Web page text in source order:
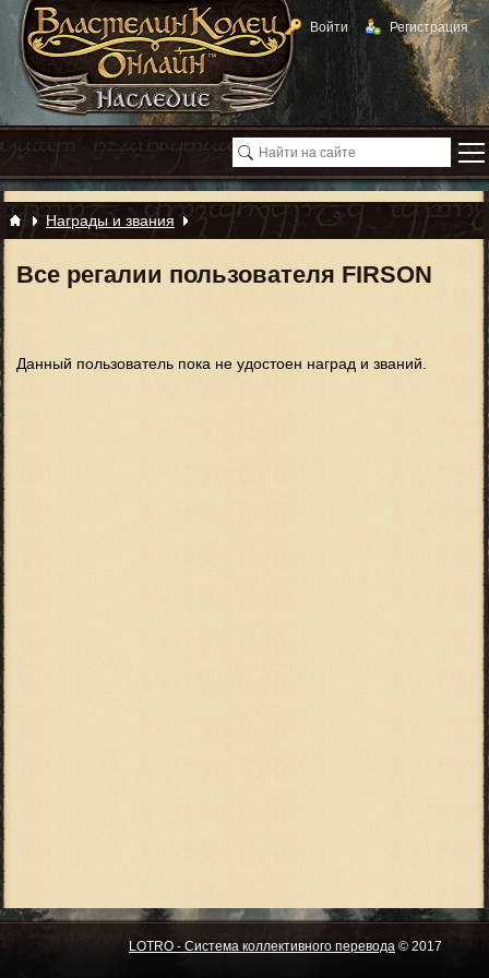
Войти Регистрация
Награды и звания
Все регалии пользователя FIRSON
Данный пользователь пока не удостоен наград и званий.
LOTRO - Система коллективного перевода © 2017